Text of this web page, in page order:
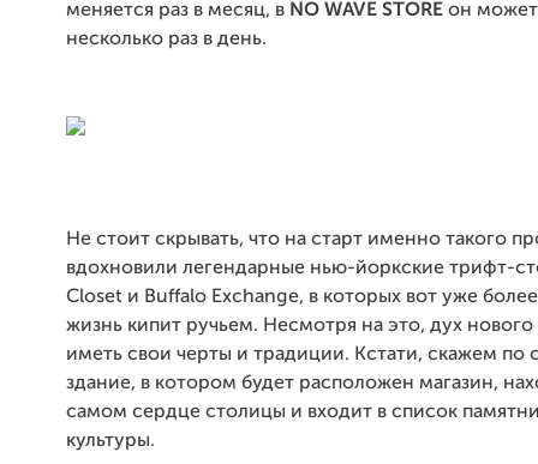
меняется раз в месяц, в NO WAVE STORE он может
несколько раз в день.
Не стоит скрывать, что на старт именно такого
вдохновили легендарные нью-йоркские трифт-
Closet и Buffalo Exchange, в которых вот уже
жизнь кипит ручьем. Несмотря на это, дух нового
иметь свои черты и традиции. Кстати, скажем по
здание, в котором будет расположен магазин,
самом сердце столицы и входит в список
культуры.